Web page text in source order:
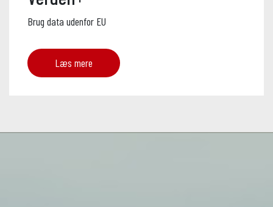
Brug data udenfor EU
Læs mere